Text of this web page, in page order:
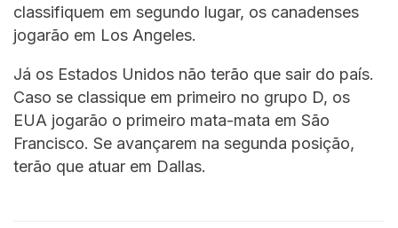
classifiquem em segundo lugar, os canadenses
jogarão em Los Angeles.
Já os Estados Unidos não terão que sair do país.
Caso se classique em primeiro no grupo D, os
EUA jogarão o primeiro mata-mata em São
Francisco. Se avançarem na segunda posição,
terão que atuar em Dallas.